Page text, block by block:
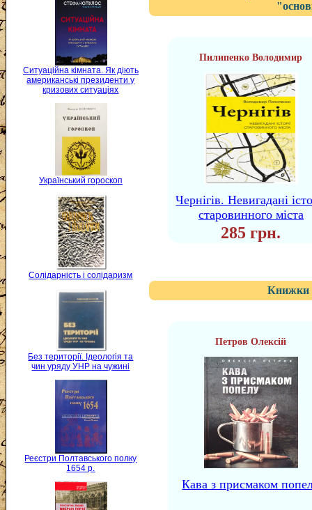
Ситуаційна кімната. Як діють
американські президенти у
кризових ситуаціях
Український гороскоп
Солідарність і солідаризм
Без території. Ідеологія та
чин уряду УНР на чужині
Реєстри Полтавського полку
1654 р.
Пилипенко Володимир
Чернігів. Невигадані
старовинного міста
285 грн.
Книжки
Петров Олексій
Кава з присмаком